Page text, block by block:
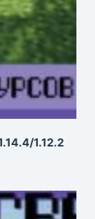
1.12.2